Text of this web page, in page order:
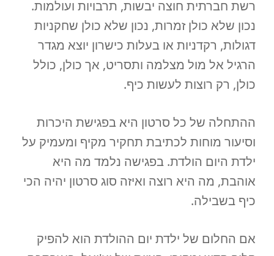
רשת חברתית חוצה יבשות, תרבויות ועולמות.
נכון שלא כולן זמרות, נכון שלא כולן שחקניות
דגולות, רקדניות או בעלות כישרון יוצא מגדר
הרגיל אל מול מצלמה ותסריט, אך כולן, כולל
כולן, רק רוצות לעשות כיף.
ההתחלה של כל סרטון היא בפגישת היכרות
וסיעור מוחות לכתיבת תחקיר מקיף ומעמיק על
ילדת היום הולדת. בפגישה נלמד מה היא
אוהבת, מה היא רוצה ואיזה סוג סרטון יהיה הכי
כיף בשבילה.
אם החלום של ילדת יום ההולדת הוא להפיק